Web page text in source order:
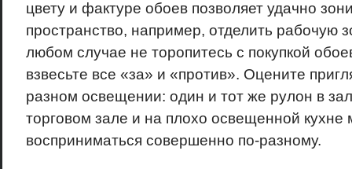
цвету и фактуре обоев позволяет удачно
пространство, например, отделить рабочую
любом случае не торопитесь с покупкой
взвесьте все «за» и «против». Оцените
разном освещении: один и тот же рулон в
торговом зале и на плохо освещенной кухне
восприниматься совершенно по-разному.